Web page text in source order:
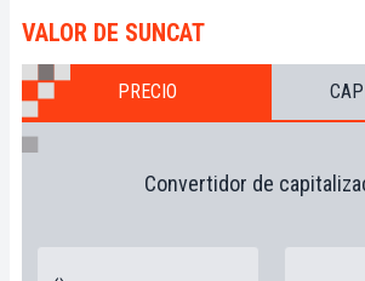
VALOR DE SUNCAT
PRECIO
Convertidor de